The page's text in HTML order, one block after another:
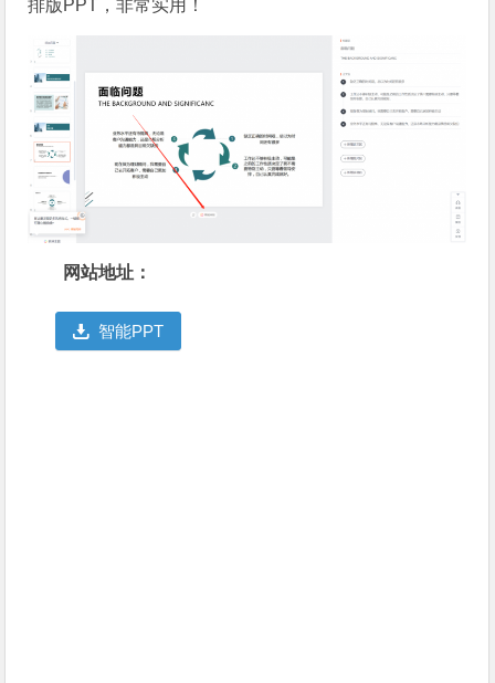
排版PPT，非常实用！
网站地址：
智能PPT